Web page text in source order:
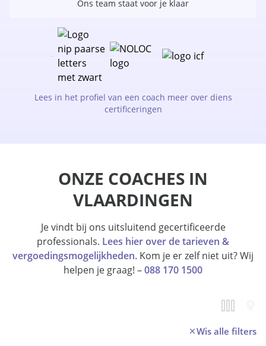
Ons team staat voor je klaar
Lees in het profiel van een coach meer over diens
certificeringen
ONZE COACHES IN
VLAARDINGEN
Je vindt bij ons uitsluitend gecertificeerde
professionals. Lees hier over de tarieven &
vergoedingsmogelijkheden. Kom je er zelf niet uit? Wij
helpen je graag! –088 170 1500
Wis alle filters